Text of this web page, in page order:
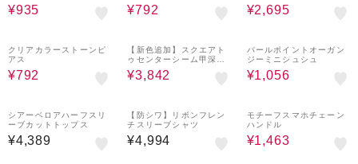
¥935
クス
¥792 ¥2,695
クリアカラーストーンピ
アス
¥792
【新色追加】スクエアト
ゥセンターシーム甲深バ
ブーシュ
¥3,842
パールポイントオーガン
ジーミニシュシュ
¥1,056
シアーベロアハーフスリ
ーブカットトップス
¥4,389
【防シワ】リボンフレン
チスリーブシャツ
¥4,994
モチーフスマホチェーン
ハンドル
¥1,463